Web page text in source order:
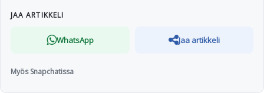
JAA ARTIKKELI
WhatsApp Jaa artikkeli
Myös Snapchatissa